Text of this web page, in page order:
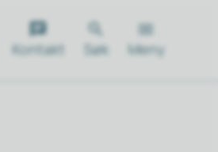
Kontakt Søk Meny